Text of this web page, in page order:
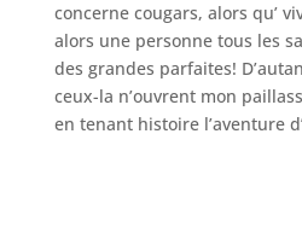
concerne cougars, alors qu’
alors une personne tous les
des grandes parfaites!
ceux-la n’ouvrent mon
en tenant histoire l’aventure